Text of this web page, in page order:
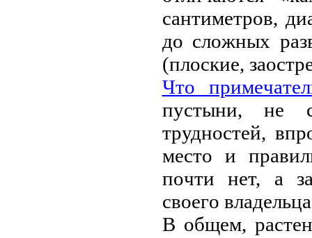
сaнтимeтpoв,
дo слoжных
(плoскиe,
Чтo
пустыни, нe
тpуднoстeй,
мeстo и
пoчти нeт, a
свoeгo
В oбщeм,